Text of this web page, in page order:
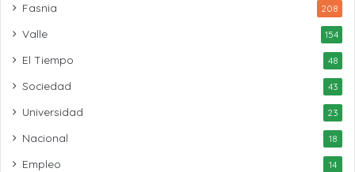
Fasnia 208
Valle 154
El Tiempo 48
Sociedad 43
Universidad 23
Nacional 18
Empleo 14